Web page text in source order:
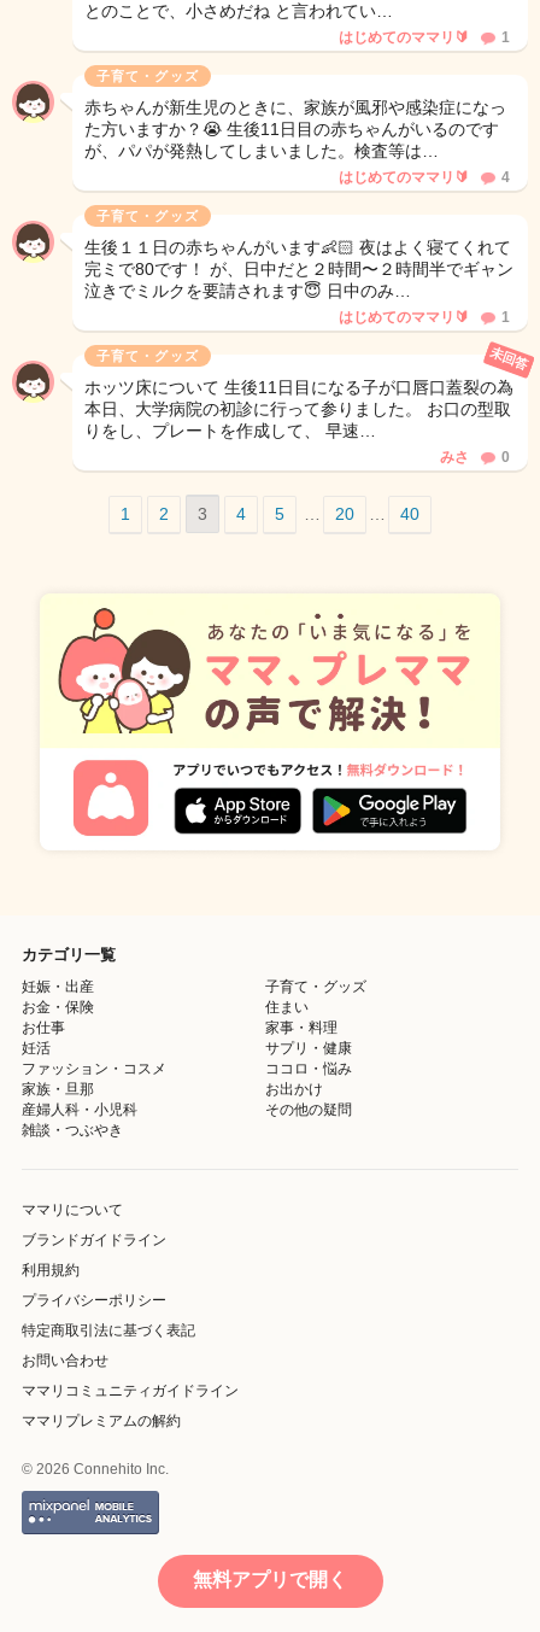
とのことで、小さめだね と言われてい…
はじめてのママリ🔰 1
子育て・グッズ
赤ちゃんが新生児のときに、家族が風邪や感染症になっ
た方いますか？😭 生後11日目の赤ちゃんがいるのです
が、パパが発熱してしまいました。検査等は…
はじめてのママリ🔰 4
子育て・グッズ
生後１１日の赤ちゃんがいます👶🏻 夜はよく寝てくれて
完ミで80です！ が、日中だと２時間〜２時間半でギャン
泣きでミルクを要請されます😇 日中のみ…
はじめてのママリ🔰 1
子育て・グッズ
ホッツ床について 生後11日目になる子が口唇口蓋裂の為
本日、大学病院の初診に行って参りました。 お口の型取
りをし、プレートを作成して、 早速…
未回答
みさ 0
1 2 3 4 5 20 40
カテゴリ一覧
妊娠・出産
子育て・グッズ
お金・保険
住まい
お仕事
家事・料理
妊活
サプリ・健康
ファッション・コスメ
ココロ・悩み
家族・旦那
お出かけ
産婦人科・小児科
その他の疑問
雑談・つぶやき
ママリについて
ブランドガイドライン
利用規約
プライバシーポリシー
特定商取引法に基づく表記
お問い合わせ
ママリコミュニティガイドライン
ママリプレミアムの解約
© 2026 Connehito Inc.
無料アプリで開く